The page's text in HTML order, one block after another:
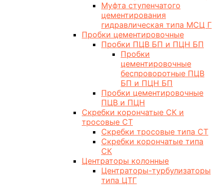
Муфта ступенчатого
цементирования
гидравлическая типа МСЦ Г
Пробки цементировочные
Пробки ПЦВ БП и ПЦН БП
Пробки
цементировочные
беспроворотные ПЦВ
БП и ПЦН БП
Пробки цементировочные
ПЦВ и ПЦН
Скребки корончатые СК и
тросовые СТ
Скребки тросовые типа СТ
Скребки корончатые типа
СК
Центраторы колонные
Центраторы-турбулизаторы
типа ЦТГ